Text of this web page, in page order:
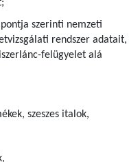
szerinti nemzeti
rendszer adatait,
felügyelet alá
szeszes italok,